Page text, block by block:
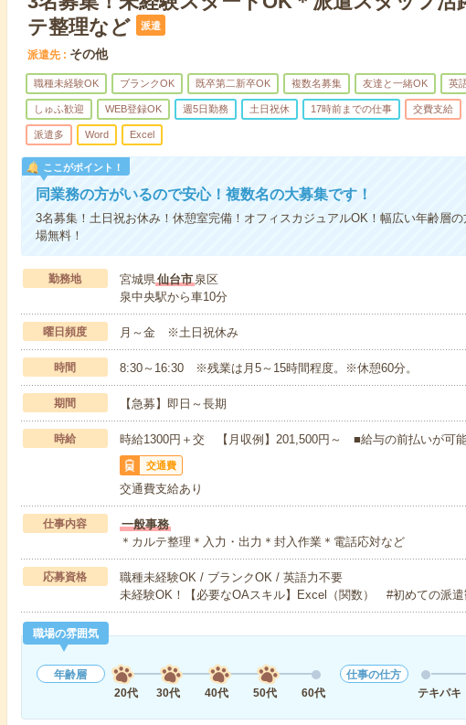
テ整理など
派遣
派遣先 その他
職種未経験OK ブランクOK 既卒第二新卒OK 複数名募集 友達と一緒OK 英
しゅふ歓迎 WEB登録OK 週5日勤務 土日祝休 17時前までの仕事 交費支給
派遣多 Word Excel
ここがポイント！
同業務の方がいるので安心！複数名の大募集です！
3名募集！土日祝お休み！休憩室完備！オフィスカジュアルOK！幅広い年齢層
場無料！
勤務地 宮城県仙台市泉区
泉中央駅から車10分
曜日頻度 月～金 ※土日祝休み
時間 8:30～16:30 ※残業は月5～15時間程度。※休憩60分。
期間 【急募】即日～長期
時給 時給1300円＋交 【月収例】201,500円～ ■給与の前払いが可
交通費
交通費支給あり
仕事内容
一般事務
＊カルテ整理＊入力・出力＊封入作業＊電話応対など
応募資格
職種未経験OK / ブランクOK / 英語力不要
未経験OK！【必要なOAスキル】Excel（関数） #初めての派遣
職場の雰囲気
年齢層
20代
30代 40代 50代 60代
仕事の仕方
テキパキ